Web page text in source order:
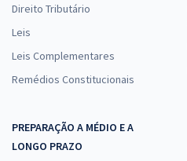
Direito Tributário
Leis
Leis Complementares
Remédios Constitucionais
PREPARAÇÃO A MÉDIO E A
LONGO PRAZO